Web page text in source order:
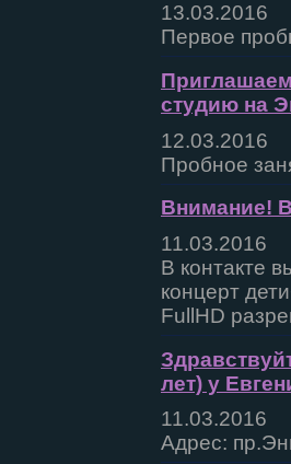
13.03.2016
Первое
студию на
12.03.2016
Пробное
Внимание!
11.03.2016
В контакте
концерт
FullHD
лет) у
11.03.2016
Адрес: